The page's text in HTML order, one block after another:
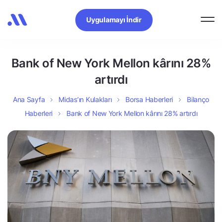
Uygulamayı İndir
Bank of New York Mellon kârını 28%
artırdı
Ana Sayfa Midas’ın Kulakları Borsa Haberleri
Bilanço
Haberleri
Bank of New York Mellon kârını 28% artırdı